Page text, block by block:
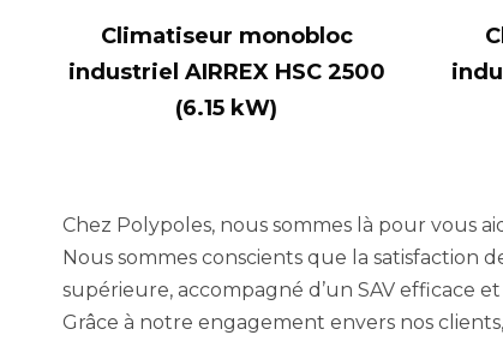
Climatiseur monobloc
industriel AIRREX HSC 2500
(6.15 kW)
Chez Polypoles, nous sommes là pour vous
Nous sommes conscients que la satisfaction
supérieure, accompagné d’un SAV efficace
Grâce à notre engagement envers nos